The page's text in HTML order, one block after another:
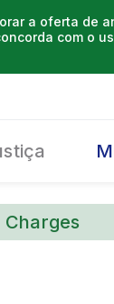
a oferta de
com o
Charges